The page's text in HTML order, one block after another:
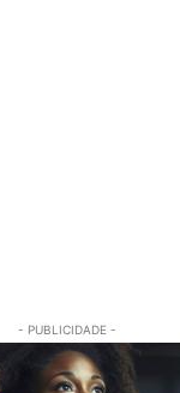
- PUBLICIDADE -